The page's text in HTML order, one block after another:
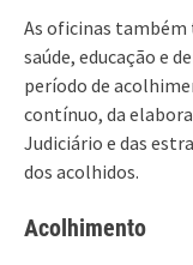
As oficinas também
saúde, educação e
período de
contínuo, da
Judiciário e das
dos acolhidos.
Acolhimento